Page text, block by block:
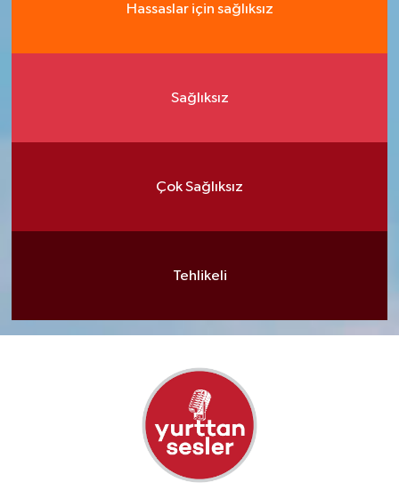
Hassaslar için sağlıksız
Sağlıksız
Çok Sağlıksız
Tehlikeli